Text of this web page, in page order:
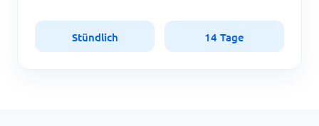
Stündlich 14 Tage